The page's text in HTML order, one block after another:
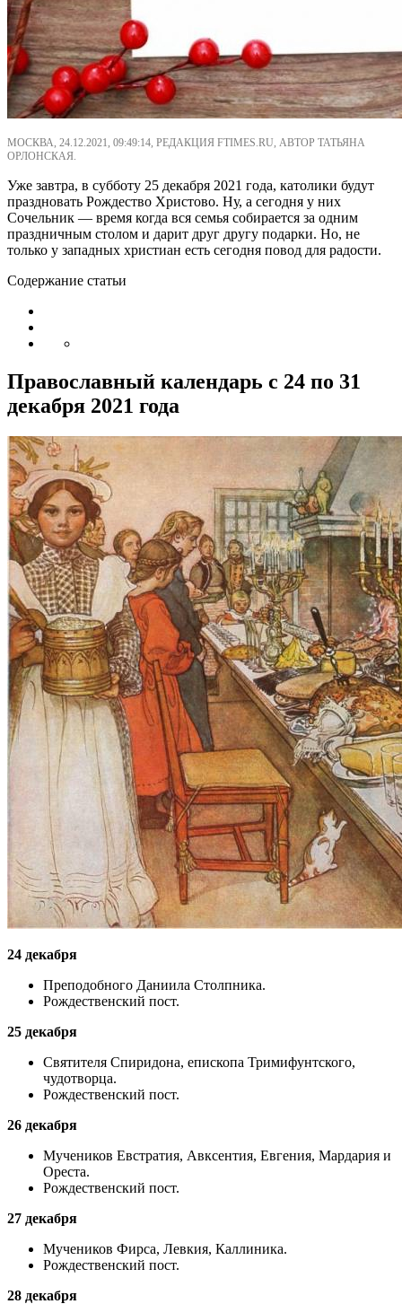
МОСКВА, 24.12.2021, 09:49:14, РЕДАКЦИЯ FTIMES.RU, АВТОР ТАТЬЯНА
ОРЛОНСКАЯ.
Уже завтра, в субботу 25 декабря 2021 года, католики будут
праздновать Рождество Христово. Ну, а сегодня у них
Сочельник — время когда вся семья собирается за одним
праздничным столом и дарит друг другу подарки. Но, не
только у западных христиан есть сегодня повод для радости.
Содержание статьи
Православный календарь с 24 по 31
декабря 2021 года
24 декабря
Пpеподобного Даниила Столпника.
Рождественский пост.
25 декабря
Святителя Спиридона, eпископа Тримифунтского,
чудотворца.
Рождественский пост.
26 декабря
Мучеников Евстратия, Авксентия, Евгeния, Мардария и
Ореста.
Рождественский пост.
27 декабря
Mучеников Фирса, Левкия, Каллиника.
Рождественский пост.
28 декабря